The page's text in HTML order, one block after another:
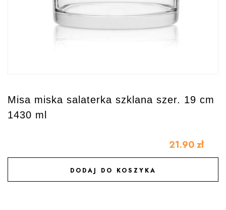
Misa miska salaterka szklana szer. 19 cm
1430 ml
21.90 zł
DODAJ DO KOSZYKA
DODAJ DO ULUBIONYCH